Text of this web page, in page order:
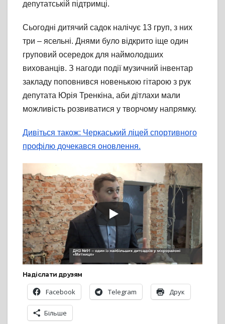
депутатській підтримці.
Сьогодні дитячий садок налічує 13 груп, з них
три – ясельні. Днями було відкрито іще один
груповий осередок для наймолодших
вихованців. З нагоди події музичний інвентар
закладу поповнився новенькою гітарою з рук
депутата Юрія Тренкіна, аби дітлахи мали
можливість розвиватися у творчому напрямку.
Дивіться також: Черкаський ліцей спортивного
профілю дочекався оновлення.
Надіслати друзям
Facebook Telegram Друк
Більше